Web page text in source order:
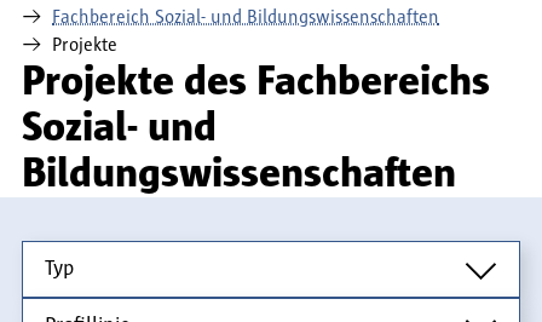
Fachbereich Sozial- und Bildungswissenschaften
Projekte
Projekte des Fachbereichs
Sozial- und
Bildungswissenschaften
Typ
Typ
Profillinie